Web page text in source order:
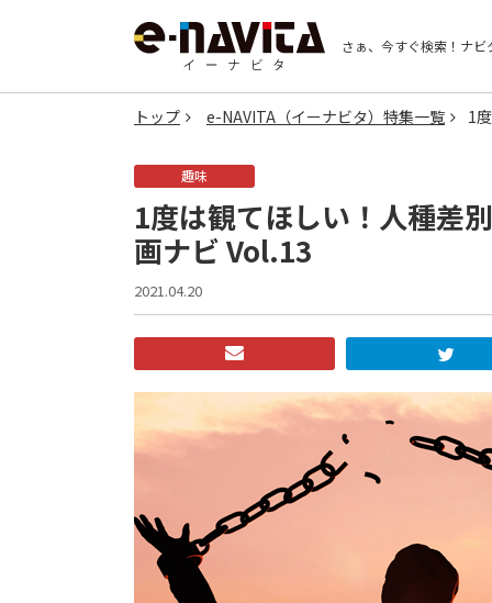
さぁ、今すぐ検索！ ナビ
トップ e-NAVITA（イーナビタ）特集一覧 1
趣味
1度は観てほしい！人種差
画ナビ Vol.13
2021.04.20